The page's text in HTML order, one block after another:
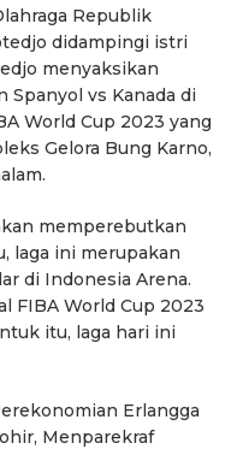
Republik
didampingi istri
menyaksikan
Spanyol vs Kanada di
World Cup 2023 yang
Gelora Bung Karno,
memperebutkan
laga ini merupakan
di Indonesia Arena.
FIBA World Cup 2023
itu, laga hari ini
Erlangga
Menparekraf